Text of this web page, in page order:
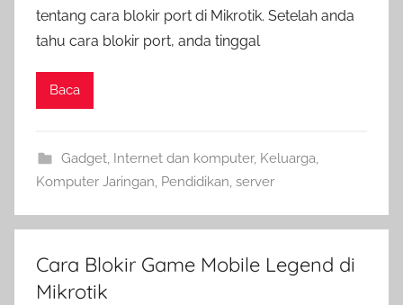
tentang cara blokir port di Mikrotik. Setelah anda
tahu cara blokir port, anda tinggal
Baca
Gadget, Internet dan komputer, Keluarga
Komputer Jaringan Pendidikan server
Cara Blokir Game Mobile Legend di
Mikrotik